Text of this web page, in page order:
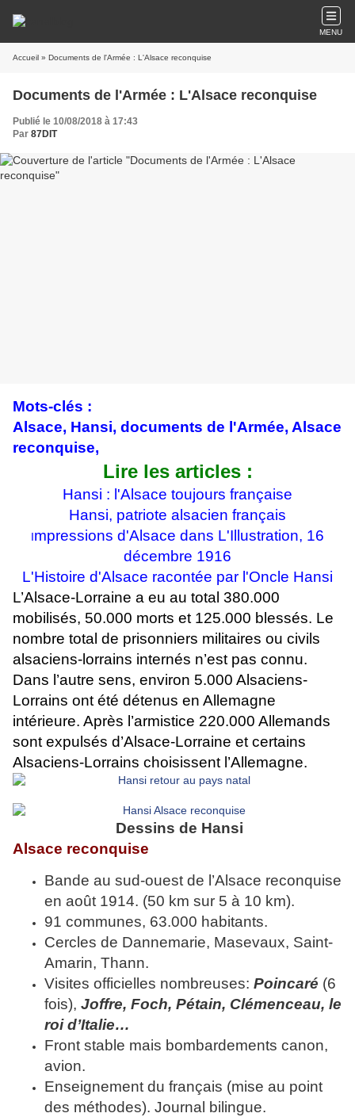
MENU
Accueil » Documents de l'Armée : L'Alsace reconquise
Documents de l'Armée : L'Alsace reconquise
Publié le 10/08/2018 à 17:43
Par 87DIT
Mots-clés :
Alsace, Hansi, documents de l'Armée, Alsace
reconquise,
Lire les articles :
Hansi : l'Alsace toujours française
Hansi, patriote alsacien français
Impressions d'Alsace dans L'Illustration, 16
décembre 1916
L'Histoire d'Alsace racontée par l'Oncle Hansi
L’Alsace-Lorraine a eu au total 380.000
mobilisés, 50.000 morts et 125.000 blessés. Le
nombre total de prisonniers militaires ou civils
alsaciens-lorrains internés n’est pas connu.
Dans l’autre sens, environ 5.000 Alsaciens-
Lorrains ont été détenus en Allemagne
intérieure. Après l’armistice 220.000 Allemands
sont expulsés d’Alsace-Lorraine et certains
Alsaciens-Lorrains choisissent l’Allemagne.
Dessins de Hansi
Alsace reconquise
Bande au sud-ouest de l’Alsace reconquise
en août 1914. (50 km sur 5 à 10 km).
91 communes, 63.000 habitants.
Cercles de Dannemarie, Masevaux, Saint-
Amarin, Thann.
Visites officielles nombreuses: Poincaré (6
fois), Joffre, Foch, Pétain, Clémenceau, le
roi d’Italie…
Front stable mais bombardements canon,
avion.
Enseignement du français (mise au point
des méthodes). Journal bilingue.